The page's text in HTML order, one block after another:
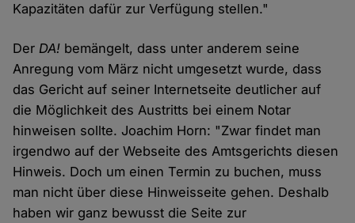
Kapazitäten dafür zur Verfügung stellen."
DerDA! bemängelt, dass unter anderem seine
Anregung vom März nicht umgesetzt wurde, dass
das Gericht auf seiner Internetseite deutlicher auf
die Möglichkeit des Austritts bei einem Notar
hinweisen sollte. Joachim Horn: "Zwar findet man
irgendwo auf der Webseite des Amtsgerichts diesen
Hinweis. Doch um einen Termin zu buchen, muss
man nicht über diese Hinweisseite gehen. Deshalb
haben wir ganz bewusst die Seite zur